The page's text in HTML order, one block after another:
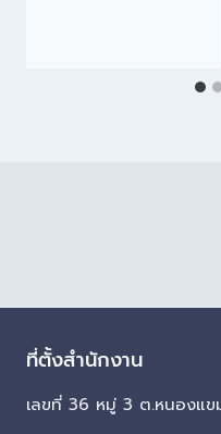
ที่ตั้งสำนักงาน
เลขที่ 36 หมู่ 3 ต.หนองแข